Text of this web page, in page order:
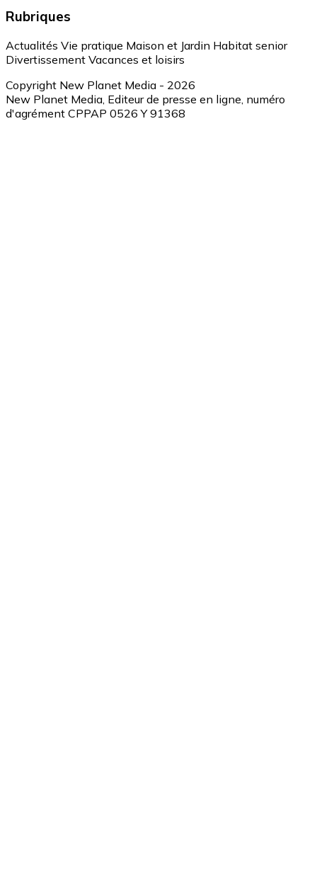
Rubriques
Actualités Vie pratique Maison et Jardin Habitat senior
Divertissement Vacances et loisirs
Copyright New Planet Media - 2026
New Planet Media, Editeur de presse en ligne, numéro
d'agrément CPPAP 0526 Y 91368